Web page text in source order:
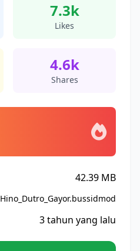
7.3k
Likes
4.6k
Shares
42.39 MB
Hino_Dutro_Gayor.bussidmod
3 tahun yang lalu